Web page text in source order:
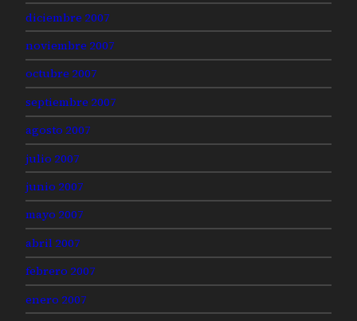
diciembre 2007
noviembre 2007
octubre 2007
septiembre 2007
agosto 2007
julio 2007
junio 2007
mayo 2007
abril 2007
febrero 2007
enero 2007